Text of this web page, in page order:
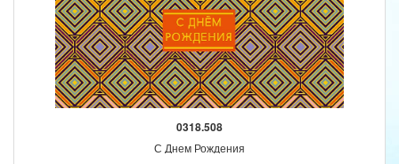
0318.508
С Днем Рождения